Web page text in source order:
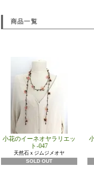
商品一覧
小花のイーネオヤラリエッ
ト-047
天然石ｘジムジメオヤ
SOLD OUT